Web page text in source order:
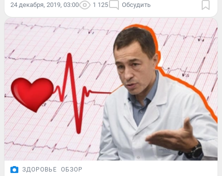
24 декабря, 2019, 03:00 1 125 Обсудить
ЗДОРОВЬЕ ОБЗОР